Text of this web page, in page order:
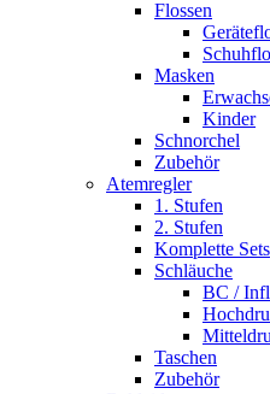
Flossen
Masken
Kinder
Schnorchel
Zubehör
Atemregler
1. Stufen
2. Stufen
Komplette Sets
Schläuche
BC /
Taschen
Zubehör